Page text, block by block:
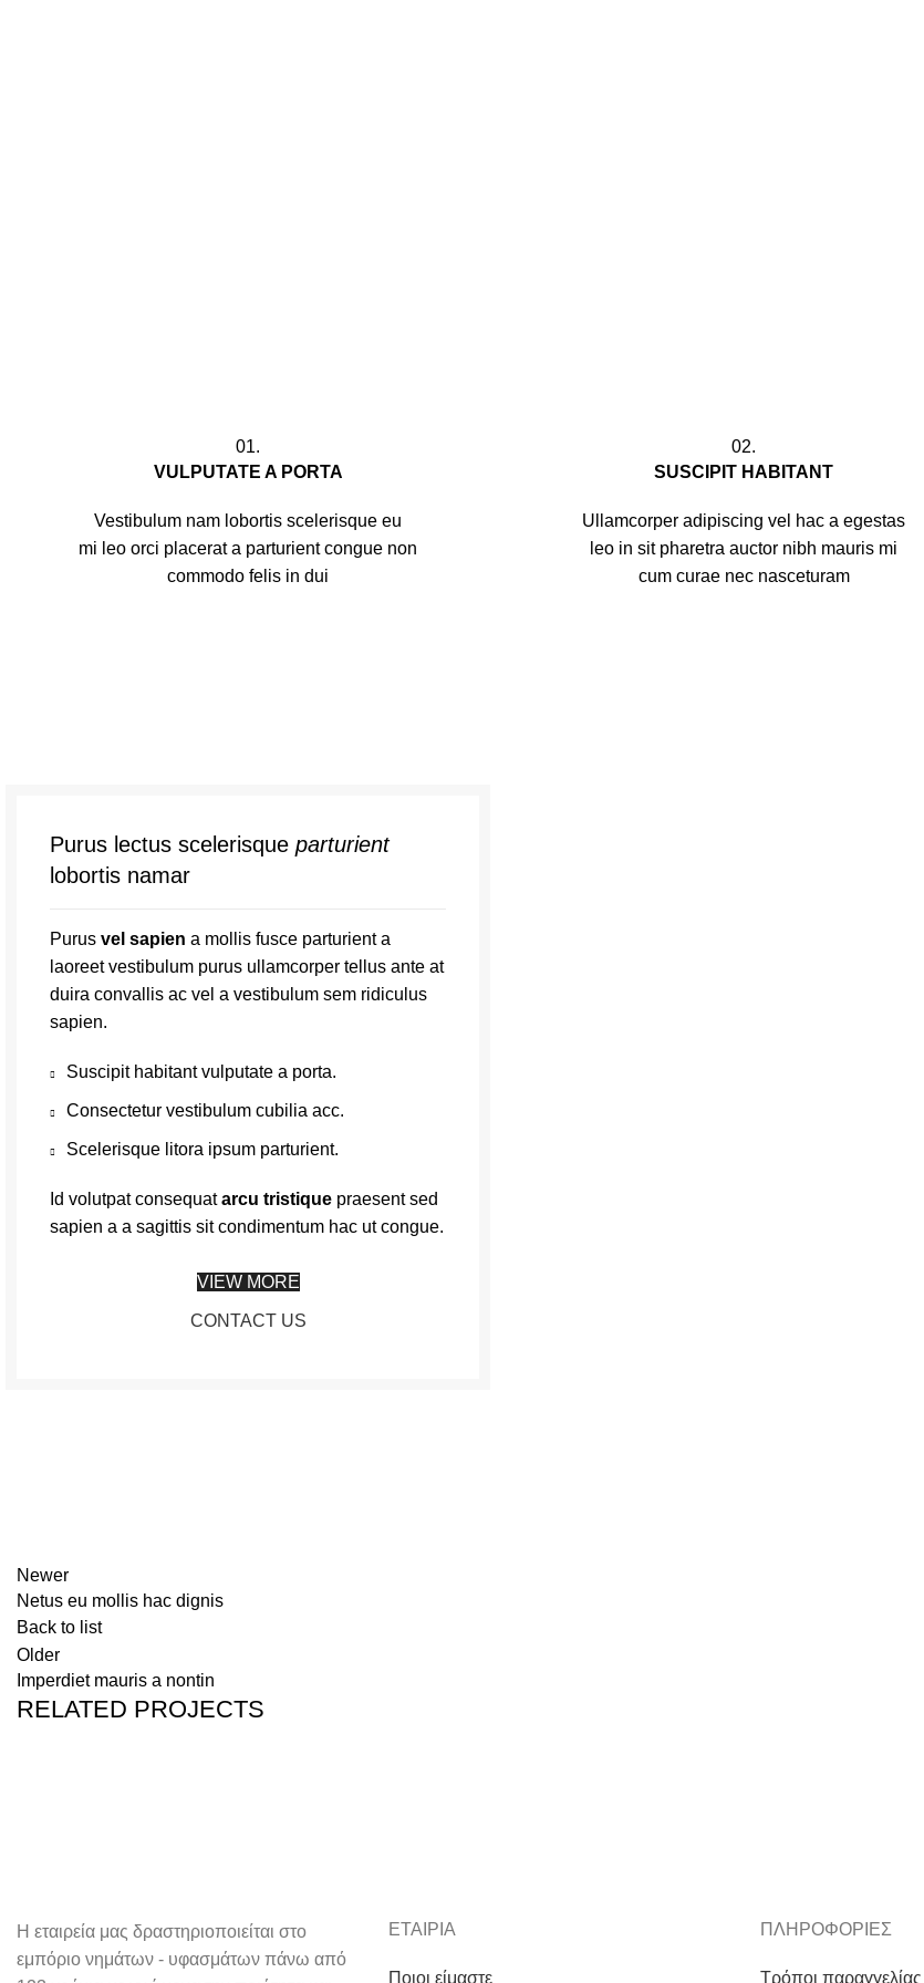
01.
VULPUTATE A PORTA
Vestibulum nam lobortis scelerisque eu
mi leo orci placerat a parturient congue non
commodo felis in dui
02.
SUSCIPIT HABITANT
Ullamcorper adipiscing vel hac a egestas
leo in sit pharetra auctor nibh mauris mi
cum curae nec nasceturam
Purus lectus scelerisque parturient
lobortis namar
Purus vel sapien a mollis fusce parturient a
laoreet vestibulum purus ullamcorper tellus ante at
duira convallis ac vel a vestibulum sem ridiculus
sapien.
Suscipit habitant vulputate a porta.
Consectetur vestibulum cubilia acc.
Scelerisque litora ipsum parturient.
Id volutpat consequatarcu tristique praesent sed
sapien a a sagittis sit condimentum hac ut congue.
VIEW MORE
CONTACT US
Newer
Netus eu mollis hac dignis
Back to list
Older
Imperdiet mauris a nontin
RELATED PROJECTS
Η εταιρεία μας δραστηριοποιείται στο
εμπόριο νημάτων - υφασμάτων πάνω από
ΕΤΑΙΡΙΑ
Ποιοι είμαστε
ΠΛΗΡΟΦΟΡΙΕΣ
Τρόποι παραγγελίας